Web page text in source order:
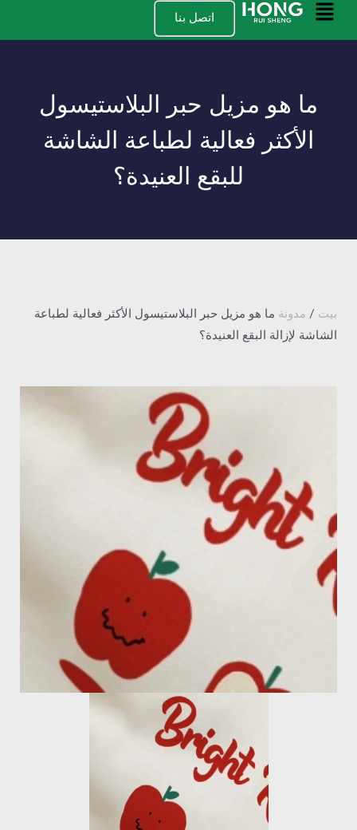
انتقلالقائمة
اتصل بنا
ما هو مزيل حبر البلاستيسول
الأكثر فعالية لطباعة الشاشة
للبقع العنيدة؟
بيت / مدونة ما هو مزيل حبر البلاستيسول الأكثر فعالية لطباعة
الشاشة لإزالة البقع العنيدة؟